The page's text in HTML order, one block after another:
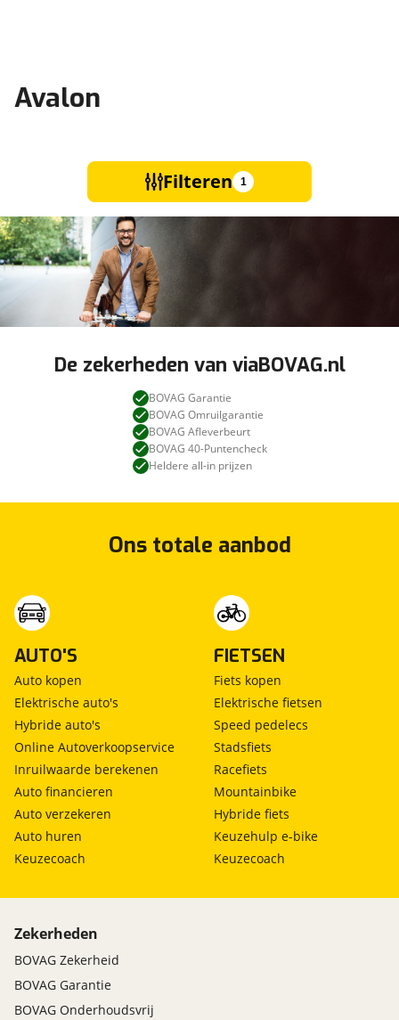
Avalon
Filteren 1
De zekerheden van viaBOVAG.nl
BOVAG Garantie
BOVAG Omruilgarantie
BOVAG Afleverbeurt
BOVAG 40-Puntencheck
Heldere all-in prijzen
Ons totale aanbod
AUTO'S
Auto kopen
Elektrische auto's
Hybride auto's
Online Autoverkoopservice
Inruilwaarde berekenen
Auto financieren
Auto verzekeren
Auto huren
Keuzecoach
FIETSEN
Fiets kopen
Elektrische fietsen
Speed pedelecs
Stadsfiets
Racefiets
Mountainbike
Hybride fiets
Keuzehulp e-bike
Keuzecoach
Zekerheden
BOVAG Zekerheid
BOVAG Garantie
BOVAG Onderhoudsvrij